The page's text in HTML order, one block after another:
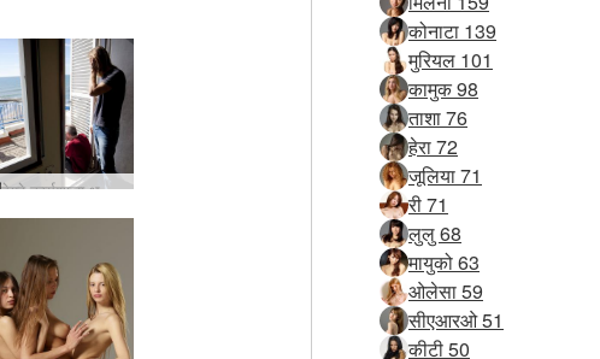
हेग्रे कार्यशाला क्षण #39
कोनाटा 139
मुरियल 101
कामुक 98
ताशा 76
हेरा 72
जूलिया 71
री 71
लुलु 68
मायुको 63
ओलेसा 59
सीएआरओ 51
कीटी 50